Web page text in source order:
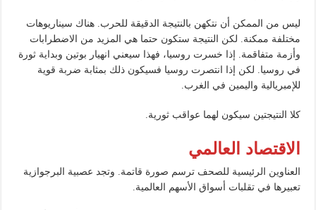
ليس من الممكن أن نتكهن بالنتيجة الدقيقة للحرب. هناك سيناريوهات
مختلفة ممكنة. لكن النتيجة ستكون حتما هي المزيد من الاضطرابات
وأزمة متفاقمة. إذا خسرت روسيا، فهذا سيعني انهيار بوتين وبداية ثورة
في روسيا. لكن إذا انتصرت روسيا فسيكون ذلك بمثابة ضربة قوية
للإمبريالية واليمين في الغرب.
كلا النتيجتين سيكون لهما عواقب ثورية.
الاقتصاد العالمي
العناوين الرئيسية للصحف ترسم صورة قاتمة. وتجد عصبية البرجوازية
تعبيرها في تقلبات أسواق الأسهم العالمية.